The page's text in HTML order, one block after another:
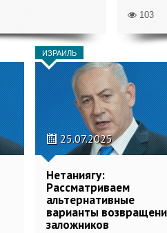
103
ИЗРАИЛЬ
25.07.2025
Нетаниягу:
Рассматриваем
альтернативные
варианты
заложников